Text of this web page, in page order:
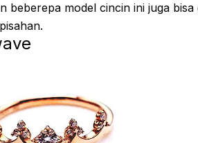
beberepa model cincin ini juga bisa